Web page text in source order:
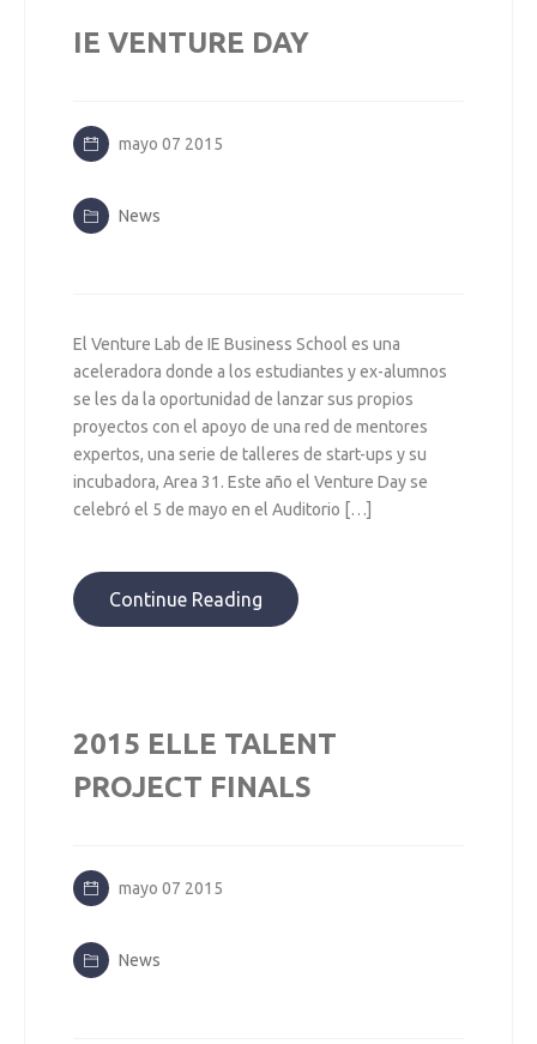
IE VENTURE DAY
mayo 07 2015
News
El Venture Lab de IE Business School es una
aceleradora donde a los estudiantes y ex-alumnos
se les da la oportunidad de lanzar sus propios
proyectos con el apoyo de una red de mentores
expertos, una serie de talleres de start-ups y su
incubadora, Area 31. Este año el Venture Day se
celebró el 5 de mayo en el Auditorio […]
Continue Reading
2015 ELLE TALENT
PROJECT FINALS
mayo 07 2015
News